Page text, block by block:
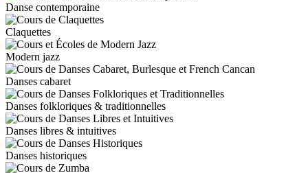
Danse contemporaine
Claquettes
Modern jazz
Danses cabaret
Danses folkloriques & traditionnelles
Danses libres & intuitives
Danses historiques